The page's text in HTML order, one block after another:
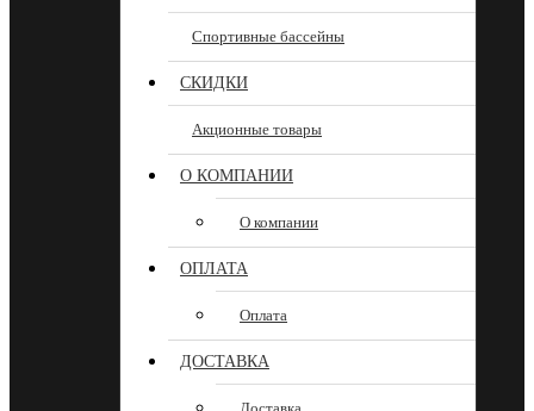
Спортивные бассейны
СКИДКИ
Акционные товары
О КОМПАНИИ
О компании
ОПЛАТА
Оплата
ДОСТАВКА